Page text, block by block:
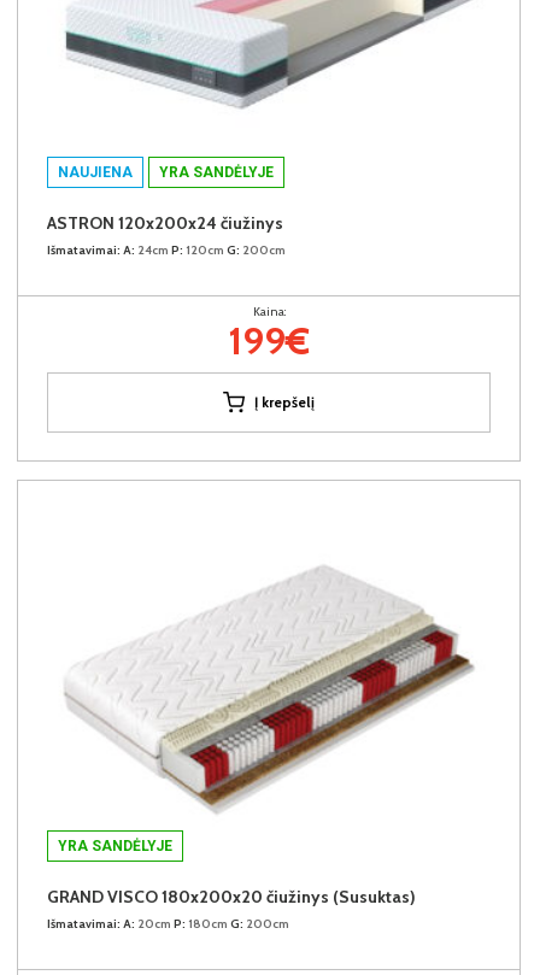
NAUJIENA YRA SANDĖLYJE
ASTRON 120x200x24 čiužinys
Išmatavimai: A: 24cm P: 120cm G: 200cm
Kaina:
199€
Į krepšelį
YRA SANDĖLYJE
GRAND VISCO 180x200x20 čiužinys (Susuktas)
Išmatavimai: A: 20cm P: 180cm G: 200cm